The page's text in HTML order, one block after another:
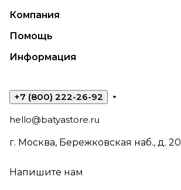
Компания
Помощь
Информация
+7 (800) 222-26-92
hello@batyastore.ru
г. Москва, Бережковская наб., д. 20
Напишите нам